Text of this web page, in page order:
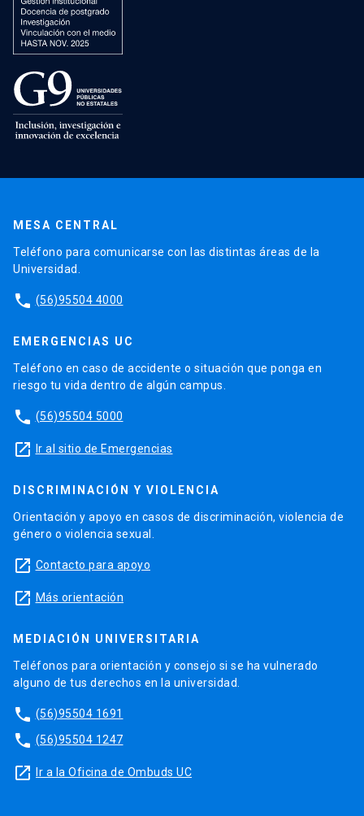
MESA CENTRAL
Teléfono para comunicarse con las distintas áreas de la
Universidad.
phone (56)95504 4000
EMERGENCIAS UC
Teléfono en caso de accidente o situación que ponga en
riesgo tu vida dentro de algún campus.
phone (56)95504 5000
launch Ir al sitio de Emergencias
DISCRIMINACIÓN Y VIOLENCIA
Orientación y apoyo en casos de discriminación, violencia de
género o violencia sexual.
launch Contacto para apoyo
launch Más orientación
MEDIACIÓN UNIVERSITARIA
Teléfonos para orientación y consejo si se ha vulnerado
alguno de tus derechos en la universidad.
phone (56)95504 1691
phone (56)95504 1247
launch Ir a la Oficina de Ombuds UC